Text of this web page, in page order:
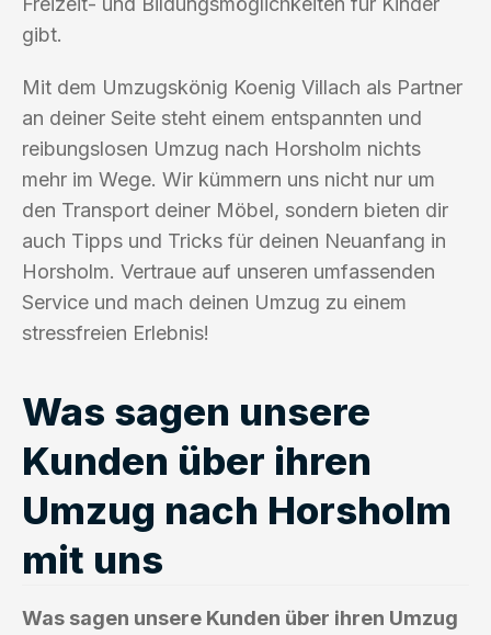
gibt.
Mit dem Umzugskönig Koenig Villach als Partner
an deiner Seite steht einem entspannten und
reibungslosen Umzug nach Horsholm nichts
mehr im Wege. Wir kümmern uns nicht nur um
den Transport deiner Möbel, sondern bieten dir
auch Tipps und Tricks für deinen Neuanfang in
Horsholm. Vertraue auf unseren umfassenden
Service und mach deinen Umzug zu einem
stressfreien Erlebnis!
Was sagen unsere
Kunden über ihren
Umzug nach Horsholm
mit uns
Was sagen unsere Kunden über ihren Umzug